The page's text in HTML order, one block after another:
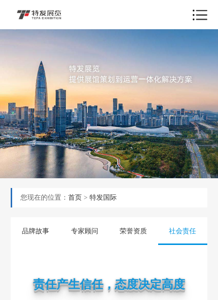
您现在的位置：首页 >特发国际
品牌故事 专家顾问 荣誉资质 社会责任
责任产生信任，态度决定高度